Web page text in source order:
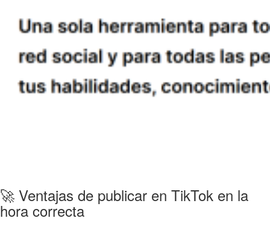
🚀 Ventajas de publicar en TikTok en la
hora correcta